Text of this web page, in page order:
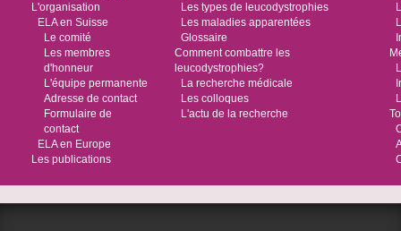
L'organisation
ELA en Suisse
Le comité
Les membres
d'honneur
L'équipe permanente
Adresse de contact
Formulaire de
contact
ELA en Europe
Les publications
Les types de leucodystrophies
Les maladies apparentées
Glossaire
Comment combattre les
leucodystrophies?
La recherche médicale
Les colloques
L'actu de la recherche